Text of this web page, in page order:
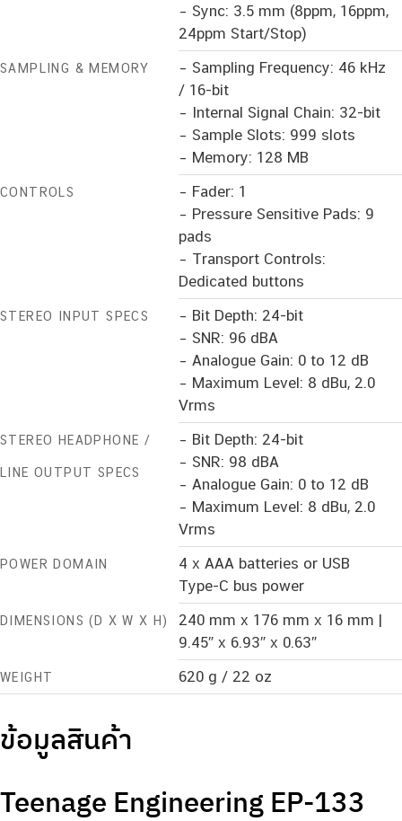
– Sync: 3.5 mm (8ppm, 16ppm,
24ppm Start/Stop)
SAMPLING & MEMORY
– Sampling Frequency: 46 kHz
/ 16-bit
– Internal Signal Chain: 32-bit
– Sample Slots: 999 slots
– Memory: 128 MB
CONTROLS
– Fader: 1
– Pressure Sensitive Pads: 9
pads
– Transport Controls:
Dedicated buttons
STEREO INPUT SPECS
– Bit Depth: 24-bit
– SNR: 96 dBA
– Analogue Gain: 0 to 12 dB
– Maximum Level: 8 dBu, 2.0
Vrms
STEREO HEADPHONE /
LINE OUTPUT SPECS
– Bit Depth: 24-bit
– SNR: 98 dBA
– Analogue Gain: 0 to 12 dB
– Maximum Level: 8 dBu, 2.0
Vrms
POWER DOMAIN
4 x AAA batteries or USB
Type-C bus power
DIMENSIONS (D X W X H)
240 mm x 176 mm x 16 mm |
9.45″ x 6.93″ x 0.63″
WEIGHT 620 g / 22 oz
ข้อมูลสินค้า
Teenage Engineering EP-133